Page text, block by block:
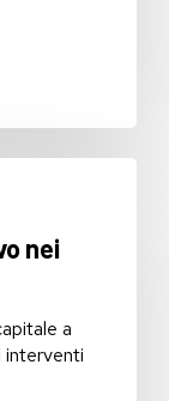
nei
a
interventi